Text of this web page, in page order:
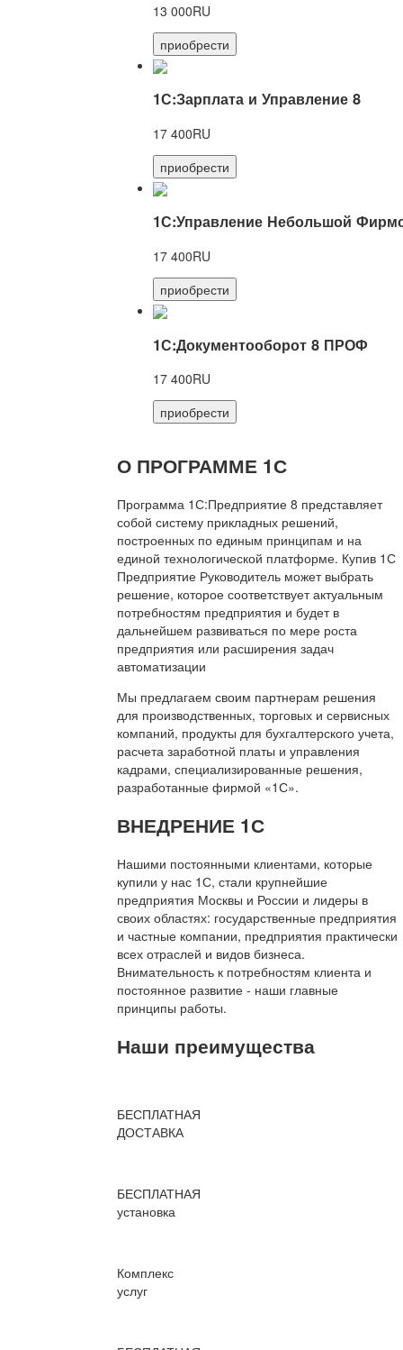
13 000RU
приобрести
1С:Зарплата и Управление 8
17 400RU
приобрести
1С:Управление Небольшой
17 400RU
приобрести
1С:Документооборот 8 ПРОФ
17 400RU
приобрести
О ПРОГРАММЕ 1С
Программа 1С:Предприятие 8 представляет
собой систему прикладных решений,
построенных по единым принципам и на
единой технологической платформе. Купив 1С
Предприятие Руководитель может выбрать
решение, которое соответствует актуальным
потребностям предприятия и будет в
дальнейшем развиваться по мере роста
предприятия или расширения задач
автоматизации
Мы предлагаем своим партнерам решения
для производственных, торговых и сервисных
компаний, продукты для бухгалтерского учета,
расчета заработной платы и управления
кадрами, специализированные решения,
разработанные фирмой «1С».
ВНЕДРЕНИЕ 1С
Нашими постоянными клиентами, которые
купили у нас 1С, стали крупнейшие
предприятия Москвы и России и лидеры в
своих областях: государственные предприятия
и частные компании, предприятия практически
всех отраслей и видов бизнеса.
Внимательность к потребностям клиента и
постоянное развитие - наши главные
принципы работы.
Наши преимущества
БЕСПЛАТНАЯ
ДОСТАВКА
БЕСПЛАТНАЯ
установка
Комплекс
услуг